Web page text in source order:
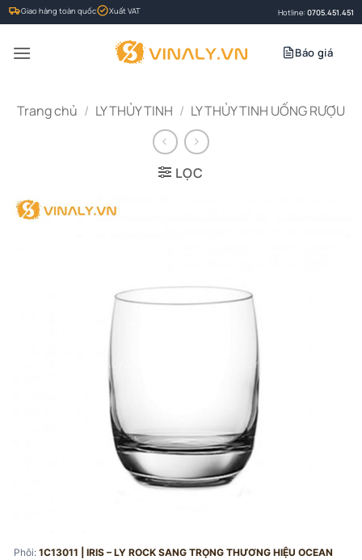
Bỏ
qua
nội
Giao hàng toàn quốc Xuất VAT Hotline: 0705.451.451
Báo giá
Trang chủ / LY THỦY TINH / LY THỦY TINH UỐNG RƯỢU
LỌC
Phôi: 1C13011 | IRIS – LY ROCK SANG TRỌNG THƯƠNG HIỆU OCEAN